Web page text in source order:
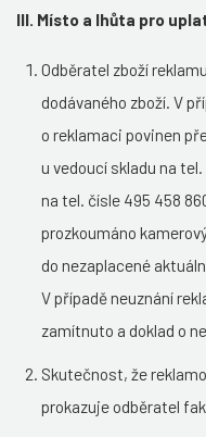
III. Místo a lhůta pro
Odběratel zboží
dodávaného zboží. V
o reklamaci povinen
u vedoucí skladu na
na tel. čísle 495 458
prozkoumáno
do nezaplacené
V případě neuznání
zamítnuto a doklad o
Skutečnost, že
prokazuje odběratel